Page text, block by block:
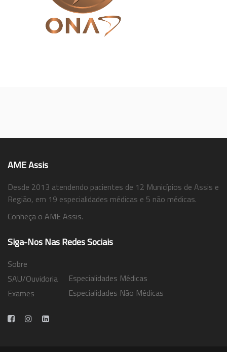
AME Assis
Desde 2013 atendendo pacientes de 12 Municípios de Assis e
Região, em 19 especialidades médicas e 5 não médicas.
Conheça o AME Assis.
Siga-Nos Nas Redes Sociais
Sobre
SAU/Ouvidoria
Exames
Especialidades Médicas
Especialidades Não Médicas